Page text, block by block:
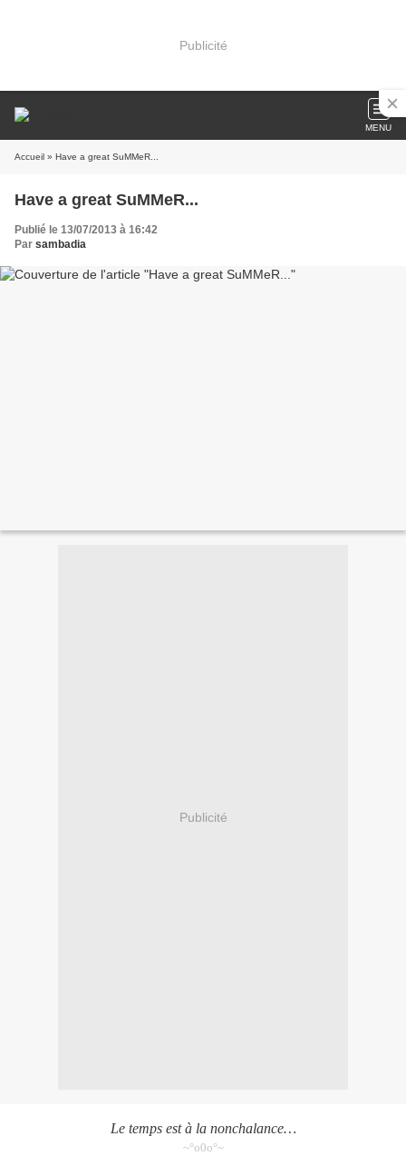
Publicité
MENU
Accueil » Have a great SuMMeR...
Have a great SuMMeR...
Publié le 13/07/2013 à 16:42
Par sambadia
Publicité
Le temps est à la nonchalance…
~°o0o°~